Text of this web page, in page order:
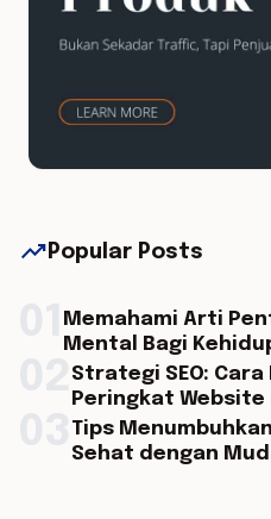
trending_up Popular Posts
Memahami Arti
Mental Bagi
Strategi SEO:
Peringkat Website
Tips
Sehat dengan